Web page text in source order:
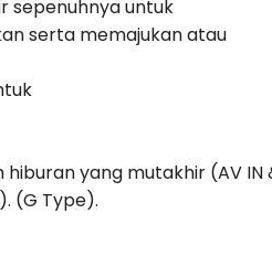
sepenuhnya untuk
serta memajukan atau
hiburan yang mutakhir (AV IN
(G Type).